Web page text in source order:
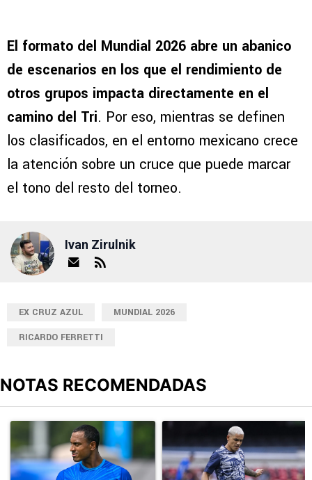
El formato del Mundial 2026 abre un abanico
de escenarios en los que el rendimiento de
otros grupos impacta directamente en el
camino del Tri. Por eso, mientras se definen
los clasificados, en el entorno mexicano crece
la atención sobre un cruce que puede marcar
el tono del resto del torneo.
Ivan Zirulnik
EX CRUZ AZUL
MUNDIAL 2026
RICARDO FERRETTI
NOTAS RECOMENDADAS
Un artículo de tendencia con el título "¿Willer Ditta se pierde el
Un artículo de tendencia con